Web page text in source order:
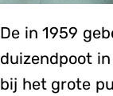
De in 1959
duizendpoot
bij het grote